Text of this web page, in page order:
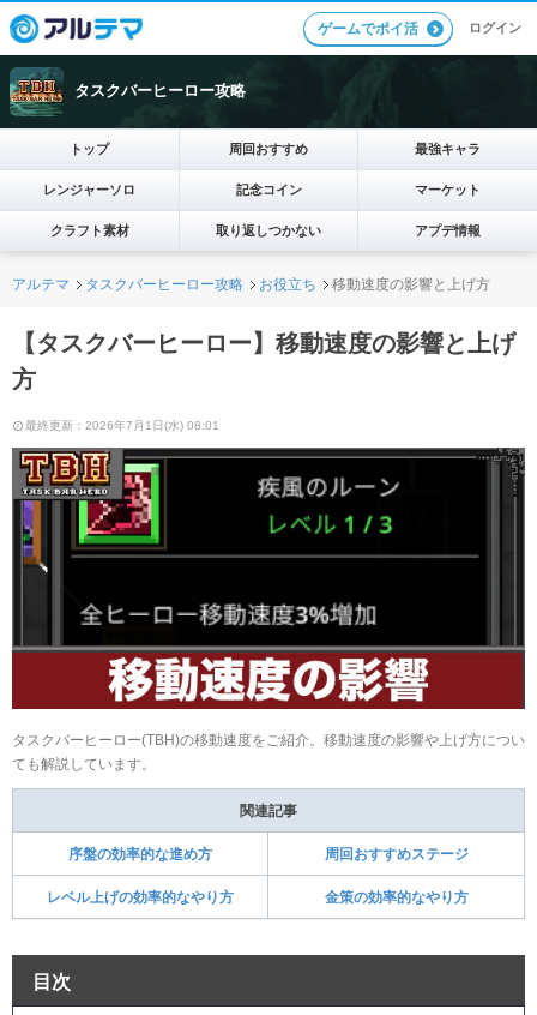
ゲームでポイ活 ログイン
タスクバーヒーロー攻略
トップ 周回おすすめ 最強キャラ
レンジャーソロ 記念コイン マーケット
クラフト素材 取り返しつかない アプデ情報
アルテマ タスクバーヒーロー攻略 お役立ち 移動速度の影響と上げ方
【タスクバーヒーロー】移動速度の影響と上げ
方
最終更新：2026年7月1日(水) 08:01
タスクバーヒーロー(TBH)の移動速度をご紹介。移動速度の影響や上げ方につい
ても解説しています。
関連記事
序盤の効率的な進め方 周回おすすめステージ
レベル上げの効率的なやり方 金策の効率的なやり方
目次